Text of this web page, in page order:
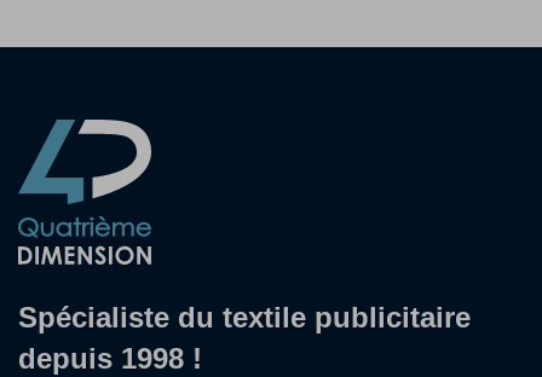
Spécialiste du textile publicitaire
depuis 1998 !